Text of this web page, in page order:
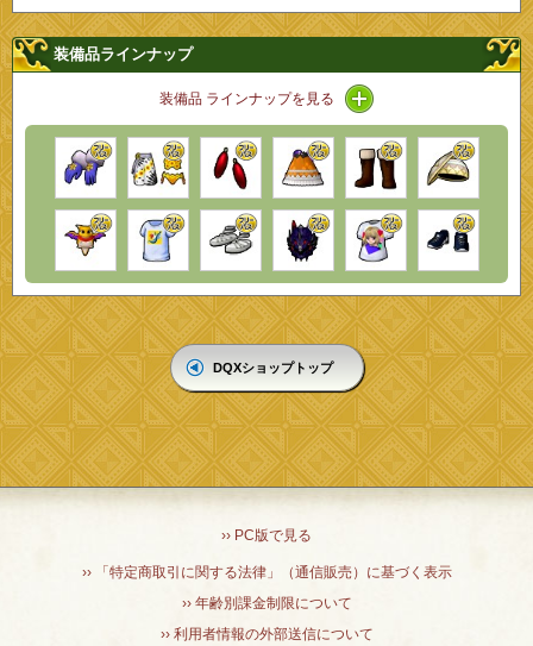
装備品ラインナップ
装備品 ラインナップを見る アイコン / ラインナッ
DQXショップトップ
›› PC版で見る
›› 「特定商取引に関する法律」（通信販売）に基づく表示
›› 年齢別課金制限について
›› 利用者情報の外部送信について